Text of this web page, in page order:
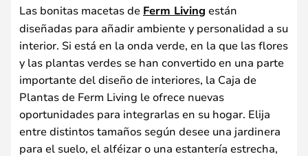
Las bonitas macetas de Ferm Living están
diseñadas para añadir ambiente y personalidad a su
interior. Si está en la onda verde, en la que las flores
y las plantas verdes se han convertido en una parte
importante del diseño de interiores, la Caja de
Plantas de Ferm Living le ofrece nuevas
oportunidades para integrarlas en su hogar. Elija
entre distintos tamaños según desee una jardinera
para el suelo, el alféizar o una estantería estrecha,